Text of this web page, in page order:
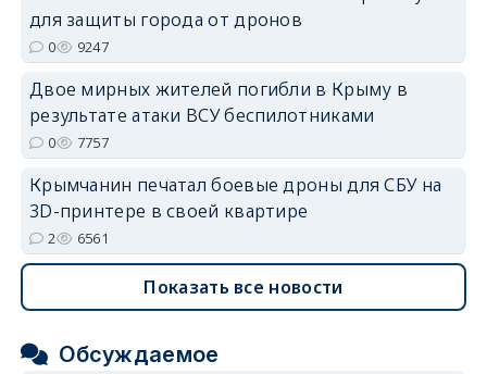
erid: 2SDnjdvhGXG
для защиты города от дронов
0 9247
Двое мирных жителей погибли в Крыму в
результате атаки ВСУ беспилотниками
0 7757
Крымчанин печатал боевые дроны для СБУ на
3D-принтере в своей квартире
2 6561
Показать все новости
Обсуждаемое